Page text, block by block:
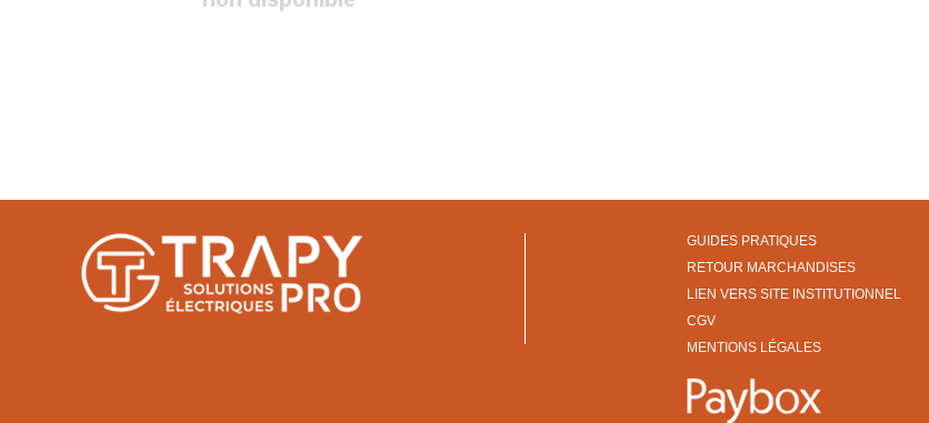
GUIDES PRATIQUES
RETOUR MARCHANDISES
LIEN VERS SITE INSTITUTIONNEL
CGV
MENTIONS LÉGALES